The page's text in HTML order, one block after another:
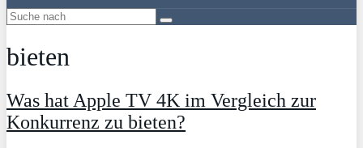
bieten
Was hat Apple TV 4K im Vergleich zur
Konkurrenz zu bieten?